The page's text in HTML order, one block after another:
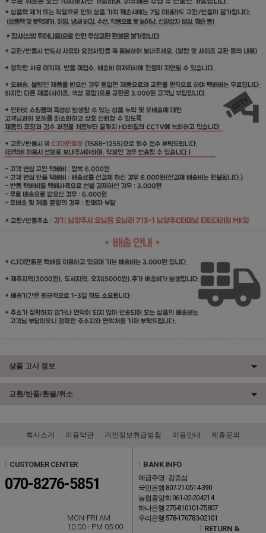
상품 고시 정보
교환/반품/환불/취소
회사소개 이용약관 개인정보취급방침 이용안내 제휴문의
CUSTOMER CENTER
070-8276-5851
MON-FRI AM
10:00 - PM 05:00
BANK INFO
예금주명 : 김종삼
국민은행 807-21-0514-390
농협중앙회 061-02-204214
하나은행 275-810101-75807
우리은행 578-176783-02101
RETURN &